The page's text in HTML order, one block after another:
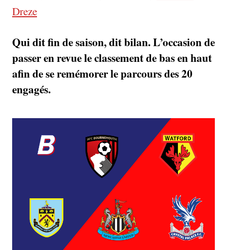
Dreze
Qui dit fin de saison, dit bilan. L’occasion de
passer en revue le classement de bas en haut
afin de se remémorer le parcours des 20
engagés.